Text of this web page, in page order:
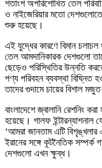
শতাংশ অপরিশোধিত তেল
ও নাইজেরিয়ার মতো
শুরু হয়েছে।
এই যুদ্ধের কারণে বিমান
তেল আমদানিকারক দেশগুলো
ছেড়েও পরিস্থিতির উন্নতি
পণ্য পরিবহন ব্যবস্থা বিঘ্নিত
তাদের গুদামে চায়ের বিশাল
বাংলাদেশে জ্বালানি রেশনিং
হয়েছে। গালফ
‘আমরা জানতাম এটি
ইরানের সঙ্গে কূটনৈতিক সম্পর্ক
দেশগুলো এখন ক্ষুব্ধ।